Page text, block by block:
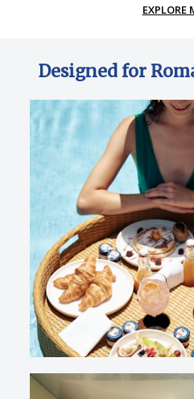
EXPLORE
Designed for